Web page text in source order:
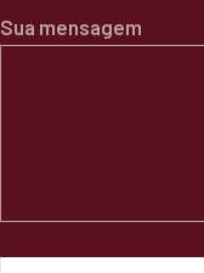
Sua mensagem